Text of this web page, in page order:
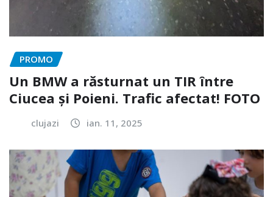
PROMO
Un BMW a răsturnat un TIR între
Ciucea și Poieni. Trafic afectat! FOTO
clujazi ian. 11, 2025